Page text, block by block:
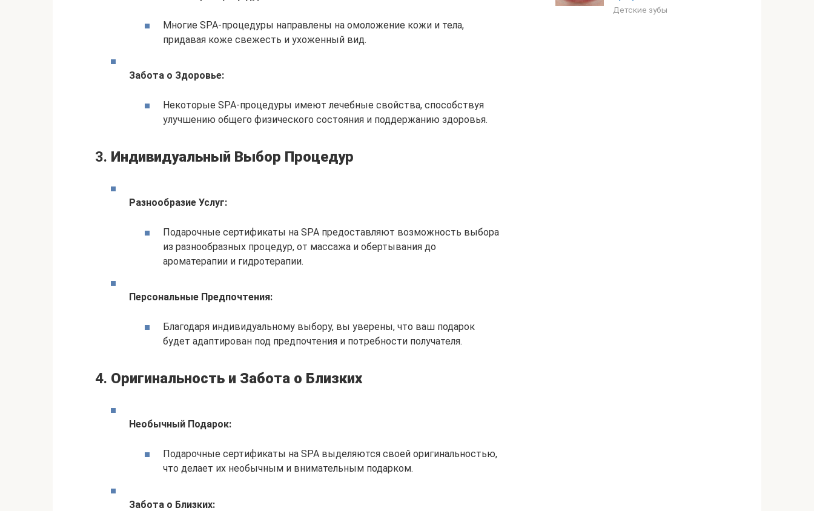
Многие SPA-процедуры направлены на омоложение кожи и тела,
придавая коже свежесть и ухоженный вид.
Забота о Здоровье:
Некоторые SPA-процедуры имеют лечебные свойства, способствуя
улучшению общего физического состояния и поддержанию здоровья.
3. Индивидуальный Выбор Процедур
Разнообразие Услуг:
Подарочные сертификаты на SPA предоставляют возможность выбора
из разнообразных процедур, от массажа и обертывания до
ароматерапии и гидротерапии.
Персональные Предпочтения:
Благодаря индивидуальному выбору, вы уверены, что ваш подарок
будет адаптирован под предпочтения и потребности получателя.
4. Оригинальность и Забота о Близких
Необычный Подарок:
Подарочные сертификаты на SPA выделяются своей оригинальностью,
что делает их необычным и внимательным подарком.
Забота о Близких:
Детские зубы